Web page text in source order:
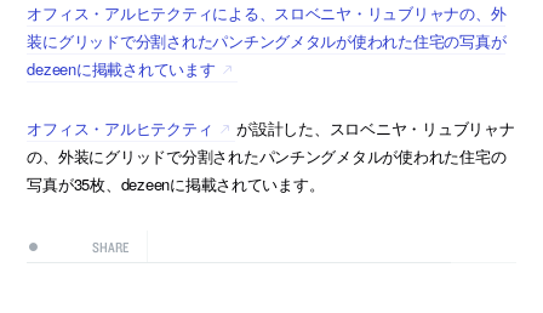
オフィス・アルヒテクティによる、スロベニヤ・リュブリャナの、外
装にグリッドで分割されたパンチングメタルが使われた住宅の写真が
dezeenに掲載されています
オフィス・アルヒテクティ
が設計した、スロベニヤ・リュブリャナ
の、外装にグリッドで分割されたパンチングメタルが使われた住宅の
写真が35枚、dezeenに掲載されています。
SHARE